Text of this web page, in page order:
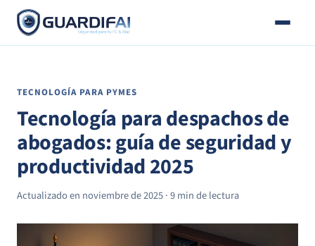
Saltar
contenido
TECNOLOGÍA PARA PYMES
Tecnología para despachos de
abogados: guía de seguridad y
productividad 2025
Actualizado en noviembre de 2025 · 9 min de lectura
Correo